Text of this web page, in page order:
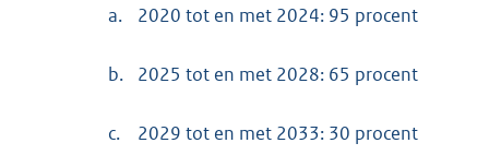
a. 2020 tot en met 2024: 95 procent
b. 2025 tot en met 2028: 65 procent
c. 2029 tot en met 2033: 30 procent